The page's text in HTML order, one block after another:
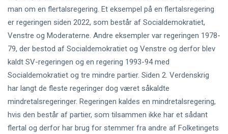
man om en flertalsregering. Et eksempel på en flertalsregering
er regeringen siden 2022, som består af Socialdemokratiet,
Venstre og Moderaterne. Andre eksempler var regeringen 1978-
79, der bestod af Socialdemokratiet og Venstre og derfor blev
kaldt SV-regeringen og en regering 1993-94 med
Socialdemokratiet og tre mindre partier. Siden 2. Verdenskrig
har langt de fleste regeringer dog været såkaldte
mindretalsregeringer. Regeringen kaldes en mindretalsregering,
hvis den består af partier, som tilsammen ikke har et sådant
flertal og derfor har brug for stemmer fra andre af Folketingets